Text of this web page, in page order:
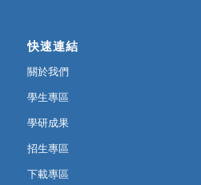
快速連結
關於我們
學生專區
學研成果
招生專區
下載專區